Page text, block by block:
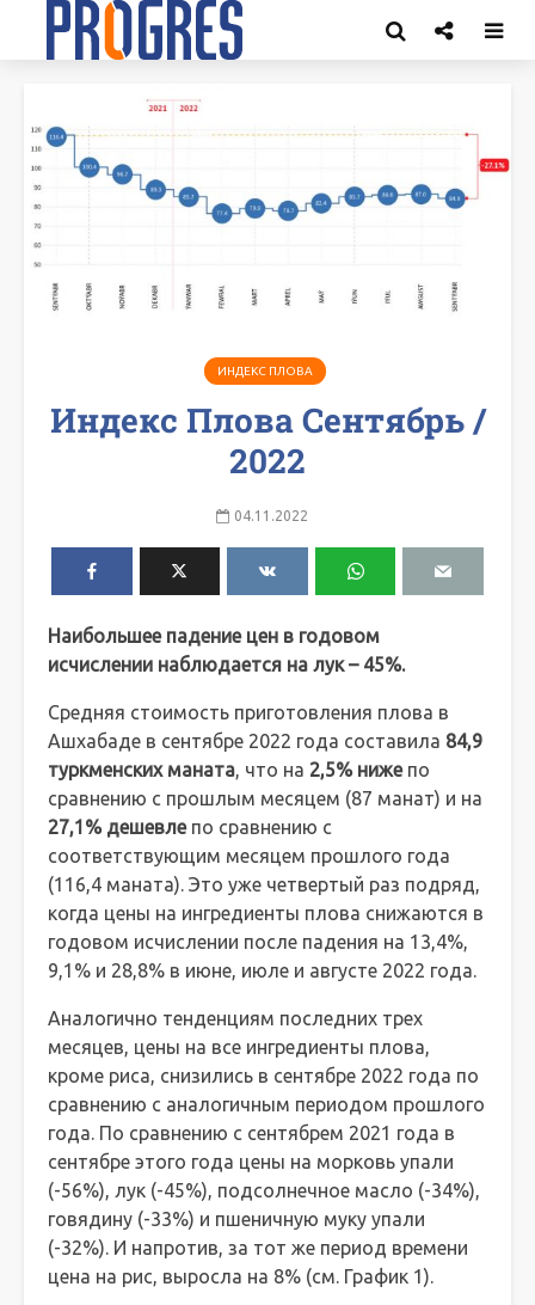
ИНДЕКС ПЛОВА
Индекс Плова Сентябрь /
2022
04.11.2022
Наибольшее падение цен в годовом
исчислении наблюдается на лук – 45%.
Средняя стоимость приготовления плова в
Ашхабаде в сентябре 2022 года составила 84,9
туркменских маната, что на 2,5% нижепо
сравнению с прошлым месяцем (87 манат) и на
27,1% дешевлепо сравнению с
соответствующим месяцем прошлого года
(116,4 маната). Это уже четвертый раз подряд,
когда цены на ингредиенты плова снижаются в
годовом исчислении после падения на 13,4%,
9,1% и 28,8% в июне, июле и августе 2022 года.
Аналогично тенденциям последних трех
месяцев, цены на все ингредиенты плова,
кроме риса, снизились в сентябре 2022 года по
сравнению с аналогичным периодом прошлого
года. По сравнению с сентябрем 2021 года в
сентябре этого года цены на морковь упали
(-56%), лук (-45%), подсолнечное масло (-34%),
говядину (-33%) и пшеничную муку упали
(-32%). И напротив, за тот же период времени
цена на рис, выросла на 8% (см. График 1).